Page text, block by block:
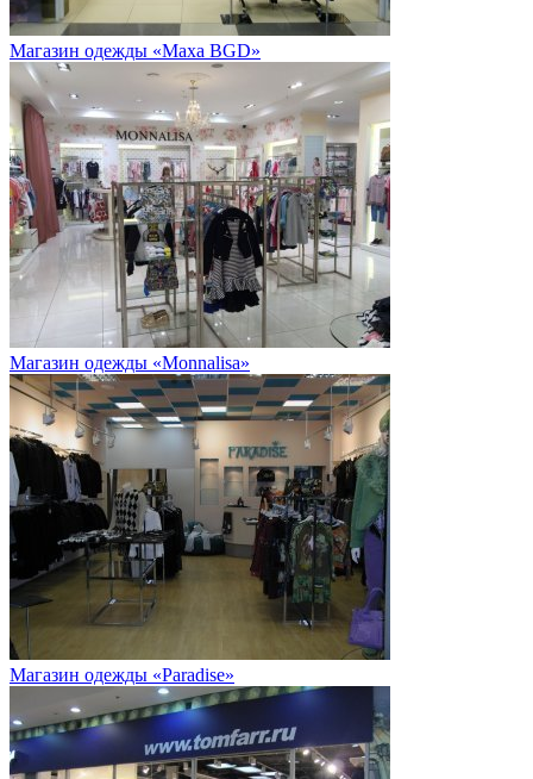
Магазин одежды «Maxa BGD»
Магазин одежды «Monnalisa»
Магазин одежды «Paradise»